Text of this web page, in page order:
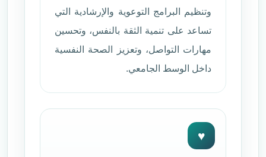
وتنظيم البرامج التوعوية والإرشادية التي
تساعد على تنمية الثقة بالنفس، وتحسين
مهارات التواصل، وتعزيز الصحة النفسية
داخل الوسط الجامعي.
♥